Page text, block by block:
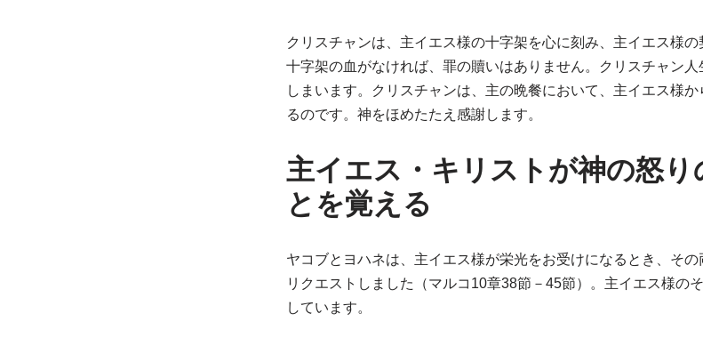
クリスチャンは、主イエス様の十字架を心に刻み、主イエス様
十字架の血がなければ、罪の贖いはありません。クリスチャン
しまいます。クリスチャンは、主の晩餐において、主イエス様
るのです。神をほめたたえ感謝します。
主イエス・キリストが神の怒り
とを覚える
ヤコブとヨハネは、主イエス様が栄光をお受けになるとき、その
リクエストしました（マルコ10章38節－45節）。主イエス様の
しています。